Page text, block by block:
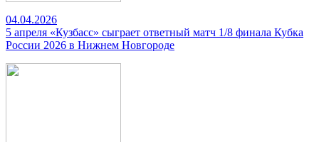
04.04.2026
5 апреля «Кузбасс» сыграет ответный матч 1/8 финала Кубка
России 2026 в Нижнем Новгороде